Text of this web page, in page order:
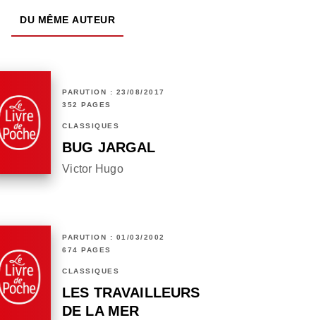
DU MÊME AUTEUR
PARUTION : 23/08/2017
352 PAGES
CLASSIQUES
BUG JARGAL
Victor Hugo
PARUTION : 01/03/2002
674 PAGES
CLASSIQUES
LES TRAVAILLEURS
DE LA MER